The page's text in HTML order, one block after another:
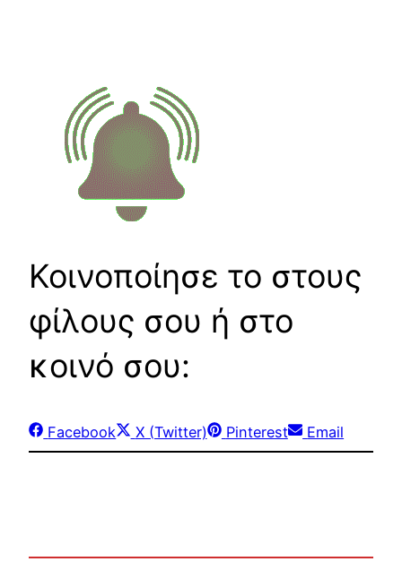
Κοινοποίησε το στους
φίλους σου ή στο
κοινό σου:
Share
on
Facebook
Share
on
X (Twitter)
Share
on
Pinterest
Share
on
Email